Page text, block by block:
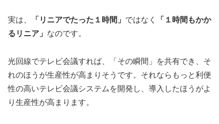
実は、 「リニアでたった１時間」 ではなく
「１時間もかか
るリニア」 なのです。
光回線でテレビ会議すれば、「その瞬間」を共有でき、そ
れのほうが生産性が高まりそうです。それならもっと利便
性の高いテレビ会議システムを開発し、導入したほうがよ
り生産性が高まります。